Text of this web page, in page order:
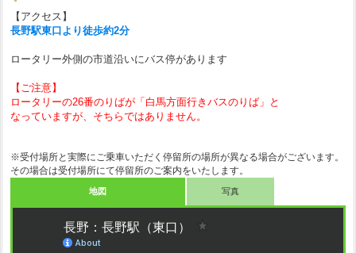
【アクセス】
長野駅東口より徒歩約2分
ロータリー外側の市道沿いにバス停があります
【ご注意】
ロータリーの26番のりばが「白馬方面行きバスのりば」と
なっていますが、そちらではありません。
※受付場所と実際にご乗車いただく停留所の場所が異なる場合がございます。
その場合は受付場所にて停留所のご案内をいたします。
地図 写真